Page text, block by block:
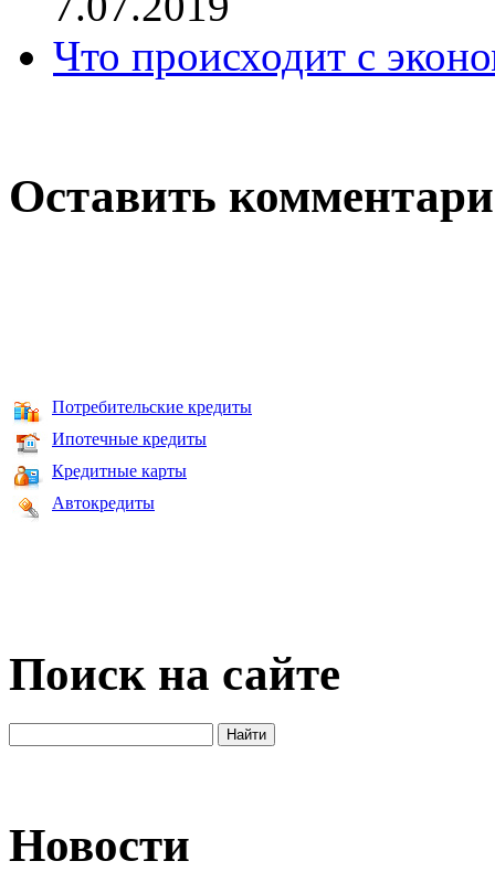
Что происходит с
Оставить
Потребительские кредиты
Ипотечные кредиты
Кредитные карты
Автокредиты
Поиск на сайте
Новости